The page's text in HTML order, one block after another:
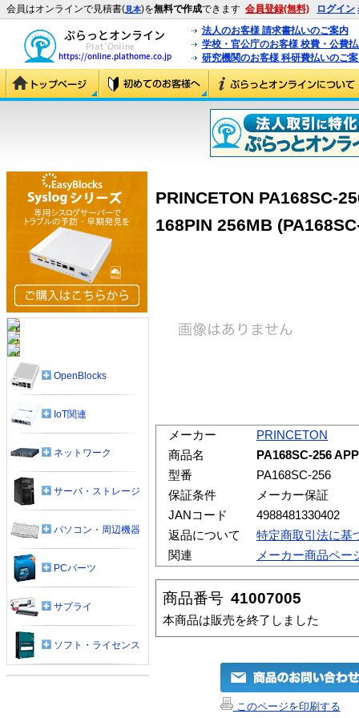
会員はオンラインで見積書(見本)を無料で作成できます 会員登録(無料) ログイン
法人のお客様 請求書払いのご案内
学校・官公庁のお客様 校費・公費
研究機関のお客様 科研費払いのご
PRINCETON PA168SC-
168PIN 256MB
メーカー
PRINCETON
商品名
PA168SC-256
型番
PA168SC-256
保証条件
メーカー保証
JANコード
4988481330402
返品について
特定商取引法に基
関連
メーカー商品ペー
商品番号 41007005
本商品は販売を終了しました
このページを印刷する
OpenBlocks
IoT関連
ネットワーク
サーバ・ストレージ
パソコン・周辺機器
PCパーツ
サプライ
ソフト・ライセンス